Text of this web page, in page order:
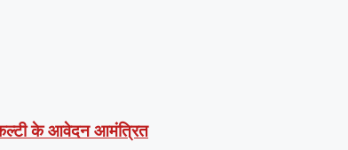
के आवेदन आमंत्रित